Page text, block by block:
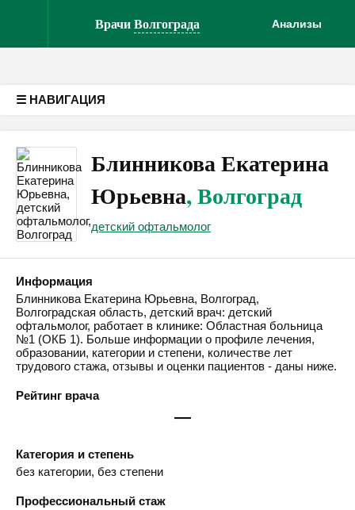
ВрачиВолгограда Анализы
☰ НАВИГАЦИЯ
Блинникова Екатерина
Юрьевна, Волгоград
детский офтальмолог
Информация
Блинникова Екатерина Юрьевна, Волгоград,
Волгоградская область, детский врач: детский
офтальмолог, работает в клинике: Областная больница
№1 (ОКБ 1). Больше информации о профиле лечения,
образовании, категории и степени, количестве лет
трудового стажа, отзывы и оценки пациентов - даны ниже.
Рейтинг врача
—
Категория и степень
без категории, без степени
Профессиональный стаж